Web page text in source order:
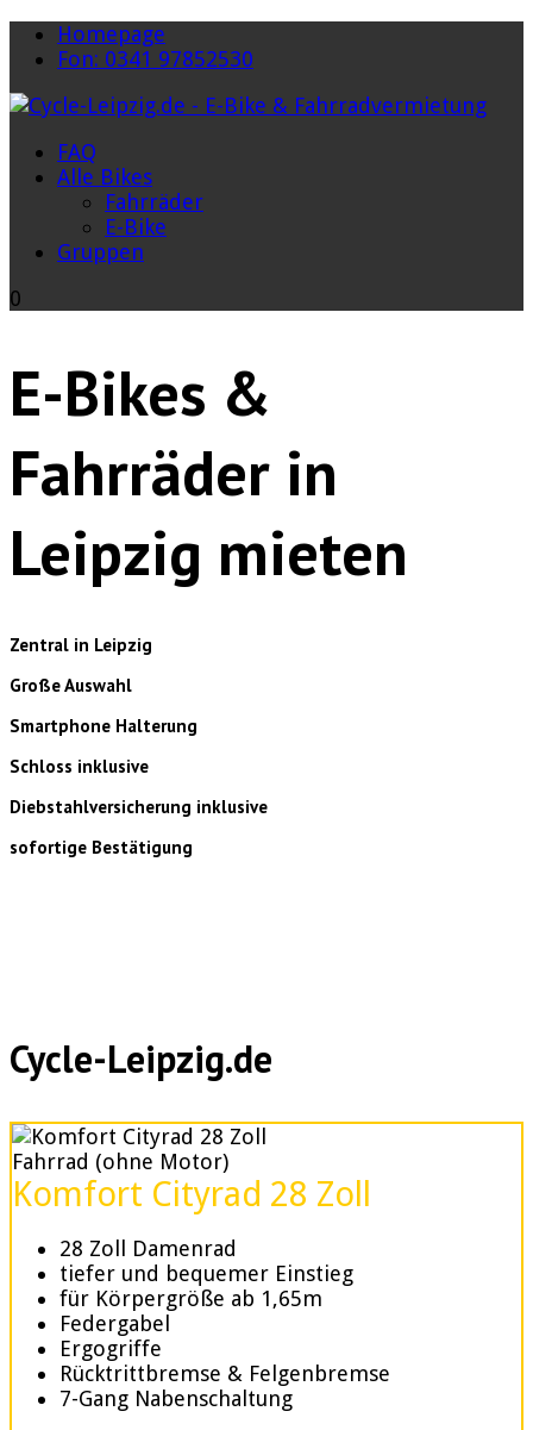
Homepage
Fon: 0341 97852530
FAQ
Alle Bikes
Fahrräder
E-Bike
Gruppen
0
E-Bikes &
Fahrräder in
Leipzig mieten
Zentral in Leipzig
Große Auswahl
Smartphone Halterung
Schloss inklusive
Diebstahlversicherung inklusive
sofortige Bestätigung
Cycle-Leipzig.de
Fahrrad (ohne Motor)
Komfort Cityrad 28 Zoll
28 Zoll Damenrad
tiefer und bequemer Einstieg
für Körpergröße ab 1,65m
Federgabel
Ergogriffe
Rücktrittbremse & Felgenbremse
7-Gang Nabenschaltung